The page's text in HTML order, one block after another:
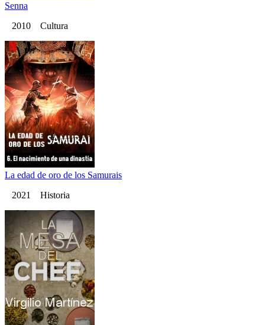
Senna
2010 Cultura
La edad de oro de los Samurais
2021 Historia